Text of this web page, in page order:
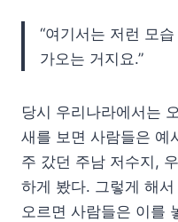
“여기서는 저런 모
가오는 거지요.”
당시 우리나라에서는
새를 보면 사람들은 예
주 갔던 주남 저수지,
하게 봤다. 그렇게 해서
오르면 사람들은 이를